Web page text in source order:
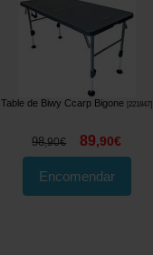
Table de Biwy Ccarp Bigone [221847]
98,90€ 89,90€
Encomendar